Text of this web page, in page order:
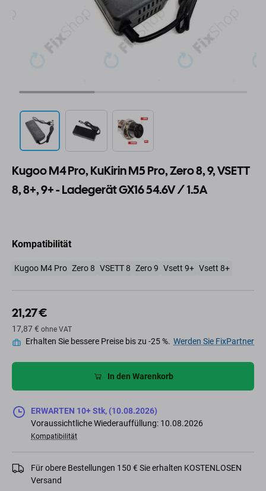
Kugoo M4 Pro, KuKirin M5 Pro, Zero 8, 9, VSETT
8, 8+, 9+ - Ladegerät GX16 54.6V / 1.5A
Kompatibilität
Kugoo M4 Pro Zero 8 VSETT 8 Zero 9 Vsett 9+ Vsett 8+
21,27 €
17,87 € ohne VAT
Erhalten Sie bessere Preise bis zu -25 %. Werden Sie FixPartner
In den Warenkorb
ERWARTEN 10+ Stk, (10.08.2026)
Voraussichtliche Wiederauffüllung: 10.08.2026
Kompatibilität
Für obere Bestellungen 150 € Sie erhalten KOSTENLOSEN
Versand